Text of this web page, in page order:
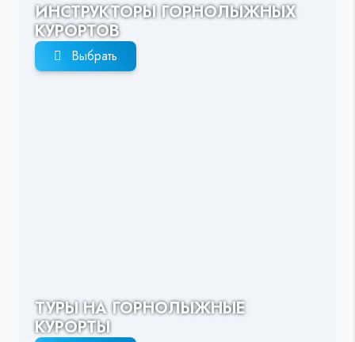
ИНСТРУКТОРЫ ГОРНОЛЫЖНЫХ
КУРОРТОВ
Выбрать
ТУРЫ НА ГОРНОЛЫЖНЫЕ
КУРОРТЫ